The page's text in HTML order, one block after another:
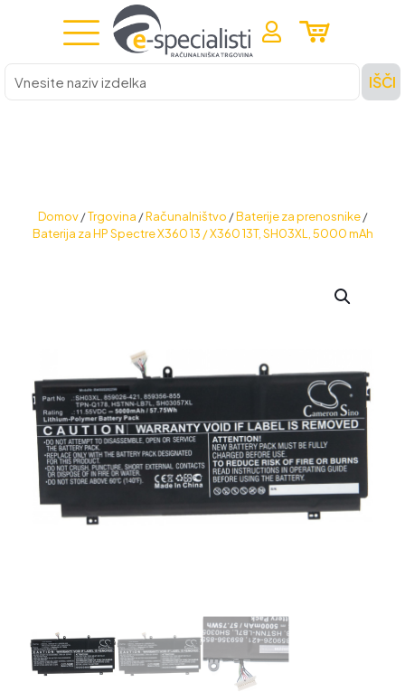
Vnesite
naziv
izdelka
IŠČI
Domov /Trgovina /Računalništvo /Baterije za prenosnike /
Baterija za HP Spectre X360 13 / X360 13T, SH03XL, 5000 mAh